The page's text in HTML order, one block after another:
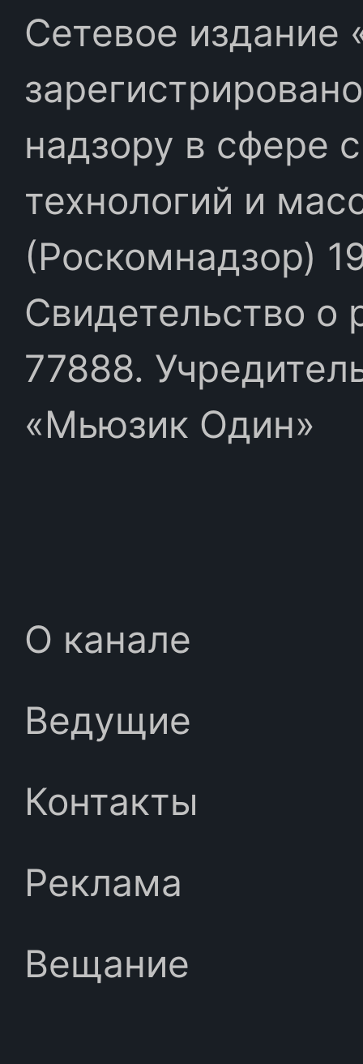
Сетевое издание
надзору в сфере
технологий и
(Роскомнадзор)
Свидетельство
77888.
«Мьюзик Один»
О канале
Ведущие
Контакты
Реклама
Вещание